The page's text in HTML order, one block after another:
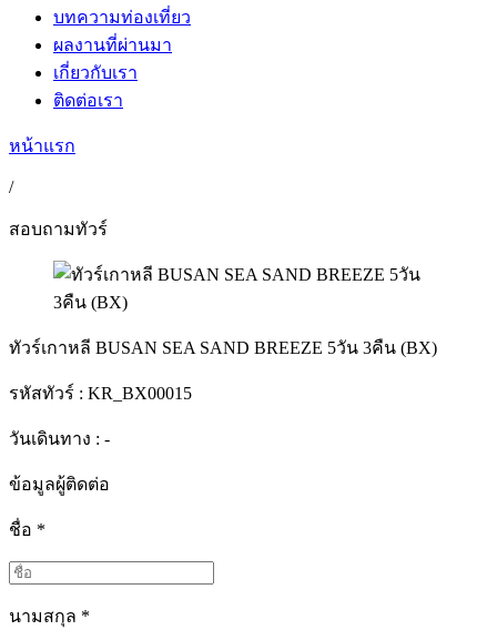
บทความท่องเที่ยว
ผลงานที่ผ่านมา
เกี่ยวกับเรา
ติดต่อเรา
หน้าแรก
/
สอบถามทัวร์
ทัวร์เกาหลี BUSAN SEA SAND BREEZE 5วัน 3คืน (BX)
รหัสทัวร์ : KR_BX00015
วันเดินทาง : -
ข้อมูลผู้ติดต่อ
ชื่อ *
นามสกุล *